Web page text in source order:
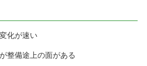
化が速い
整備途上の面がある